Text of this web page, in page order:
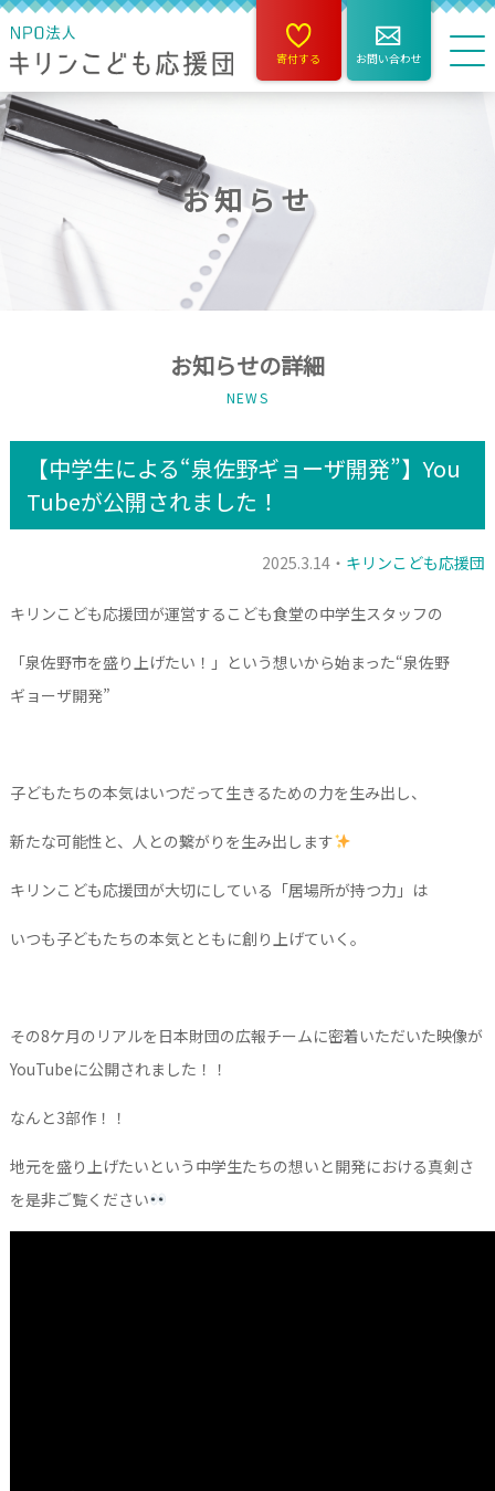
寄付する お問い合わせ
お知らせ
お知らせの詳細
NEWS
【中学生による“泉佐野ギョーザ開発”】You
Tubeが公開されました！
2025.3.14・ キリンこども応援団
キリンこども応援団が運営するこども食堂の中学生スタッフの
「泉佐野市を盛り上げたい！」という想いから始まった“泉佐野
ギョーザ開発”
子どもたちの本気はいつだって生きるための力を生み出し、
新たな可能性と、人との繋がりを生み出します
キリンこども応援団が大切にしている「居場所が持つ力」は
いつも子どもたちの本気とともに創り上げていく。
その8ケ月のリアルを日本財団の広報チームに密着いただいた映像が
YouTubeに公開されました！！
なんと3部作！！
地元を盛り上げたいという中学生たちの想いと開発における真剣さ
を是非ご覧ください